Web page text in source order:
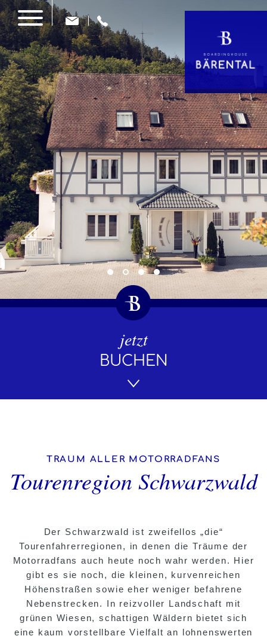
jetzt
BUCHEN
TRAUM ALLER MOTORRADFANS
Tourenregion Schwarzwald
Der Schwarzwald ist zweifellos „die“
Tourenfahrerregionen, in denen die Träume der
Motorradfans auch heute noch wahr werden. Hier
gibt es sie noch, die kleinen, kurvenreichen
Höhenstraßen sowie eher weniger befahrene
Nebenstrecken. In reizvoller Landschaft mit
grünen Wiesen, schattigen Wäldern bietet sich
eine kaum vorstellbare Vielfalt an lohnenswerten